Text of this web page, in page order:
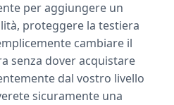
per aggiungere un
proteggere la testiera
cambiare il
senza dover acquistare
dal vostro livello
sicuramente una